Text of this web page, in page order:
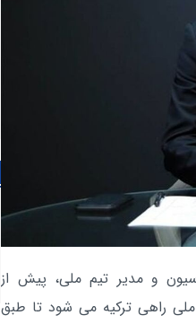
و مدیر تیم ملی، پیش از
راهی ترکیه می شود تا طبق